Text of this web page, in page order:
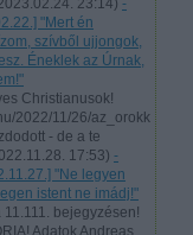
23:14) -
"Mert én
szívből ujjongok,
Éneklek az Úrnak,
Christianusok!
2022/11/26/az_orokk
- de a te
17:53) -
"Ne legyen
istent ne imádj!"
11.111. bejegyzésen!
Adatok Andreas